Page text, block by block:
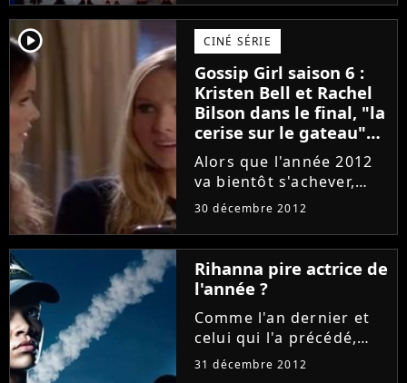
avec la victoire des Die
Mobilés. Les candidats
qui manient avec poésie
et originalité l'art...
player2 CINÉ SÉRIE
Gossip Girl saison 6 :
Kristen Bell et Rachel
Bilson dans le final, "la
cerise sur le gateau"
(SPOILER)
Alors que l'année 2012
va bientôt s'achever,
c'est une autre fin qui a
séries. Après 6 saisons,
Gossip Girl a
récemment fait ses
adieux sur la CW, nous
offrant...
30 décembre 2012
Rihanna pire actrice de
l'année ?
Comme l'an dernier et
celui qui l'a précédé,
Rihanna termine 2012
31 décembre 2012